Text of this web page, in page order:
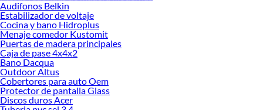
Audifonos Belkin
Estabilizador de voltaje
Cocina y bano Hidroplus
Menaje comedor Kustomit
Puertas de madera principales
Caja de pase 4x4x2
Bano Dacqua
Outdoor Altus
Cobertores para auto Oem
Protector de pantalla Glass
Discos duros Acer